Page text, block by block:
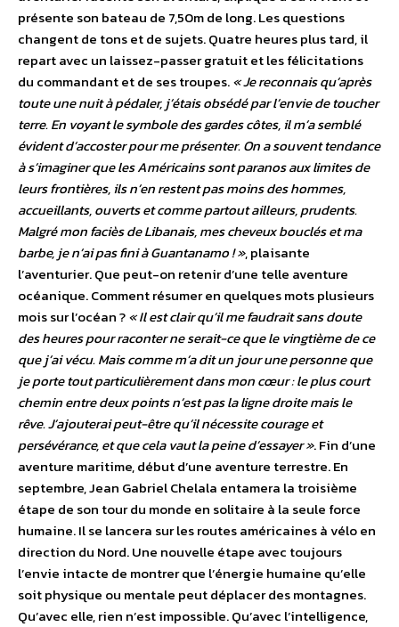
présente son bateau de 7,50m de long. Les questions
changent de tons et de sujets. Quatre heures plus tard, il
repart avec un laissez-passer gratuit et les félicitations
du commandant et de ses troupes.« Je reconnais qu’après
toute une nuit à pédaler, j’étais obsédé par l’envie de toucher
terre. En voyant le symbole des gardes côtes, il m’a semblé
évident d’accoster pour me présenter. On a souvent tendance
à s’imaginer que les Américains sont paranos aux limites de
leurs frontières, ils n’en restent pas moins des hommes,
accueillants, ouverts et comme partout ailleurs, prudents.
Malgré mon faciès de Libanais, mes cheveux bouclés et ma
barbe, je n’ai pas fini à Guantanamo ! », plaisante
l’aventurier. Que peut-on retenir d’une telle aventure
océanique. Comment résumer en quelques mots plusieurs
mois sur l’océan ?« Il est clair qu’il me faudrait sans doute
des heures pour raconter ne serait-ce que le vingtième de ce
que j’ai vécu. Mais comme m’a dit un jour une personne que
je porte tout particulièrement dans mon cœur : le plus court
chemin entre deux points n’est pas la ligne droite mais le
rêve. J’ajouterai peut-être qu’il nécessite courage et
persévérance, et que cela vaut la peine d’essayer ». Fin d’une
aventure maritime, début d’une aventure terrestre. En
septembre, Jean Gabriel Chelala entamera la troisième
étape de son tour du monde en solitaire à la seule force
humaine. Il se lancera sur les routes américaines à vélo en
direction du Nord. Une nouvelle étape avec toujours
l’envie intacte de montrer que l’énergie humaine qu’elle
soit physique ou mentale peut déplacer des montagnes.
Qu’avec elle, rien n’est impossible. Qu’avec l’intelligence,